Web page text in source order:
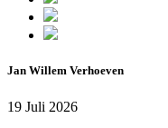
Jan Willem Verhoeven
19 Juli 2026